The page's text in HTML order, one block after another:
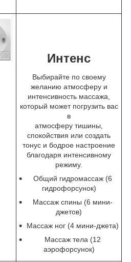
Интенс
Выбирайте по своему
желанию атмосферу и
интенсивность массажа,
который может погрузить вас
в
атмосферу тишины,
спокойствия или создать
тонус и бодрое настроение
благодаря интенсивному
режиму.
Общий гидромассаж (6
гидрофорсунок)
Массаж спины (6 мини-
джетов)
Массаж ног (4 мини-джета)
Массаж тела (12
аэрофорсунок)